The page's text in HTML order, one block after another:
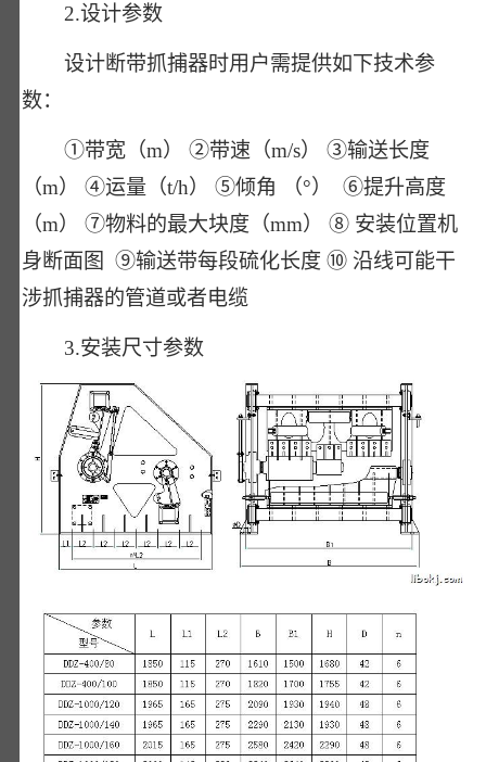
2.设计参数
设计断带抓捕器时用户需提供如下技术参
数：
①带宽（m） ②带速（m/s） ③输送长度
（m） ④运量（t/h） ⑤倾角 （°） ⑥提升高度
（m） ⑦物料的最大块度（mm） ⑧ 安装位置机
身断面图 ⑨输送带每段硫化长度 ⑩ 沿线可能干
涉抓捕器的管道或者电缆
3.安装尺寸参数